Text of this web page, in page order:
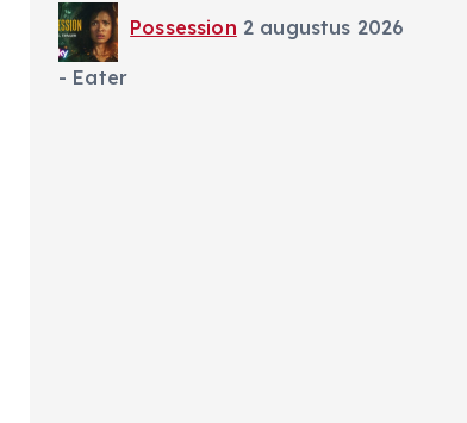
Possession 2 augustus 2026
- Eater